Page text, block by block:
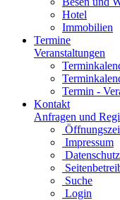
Hotel
Immobilien
Termine
Veranstaltungen
Termin -
Kontakt
Anfragen und
Impressum
Datenschutz
Suche
Login